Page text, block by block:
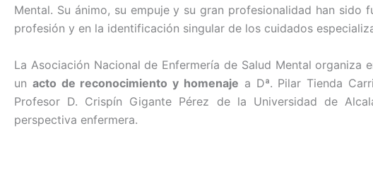
Mental. Su ánimo, su empuje y su gran profesionalidad han sido
profesión y en la identificación singular de los cuidados
La Asociación Nacional de Enfermería de Salud Mental
un acto de reconocimiento y homenaje a Dª. Pilar Tienda
Profesor D. Crispín Gigante Pérez de la Universidad de
perspectiva enfermera.